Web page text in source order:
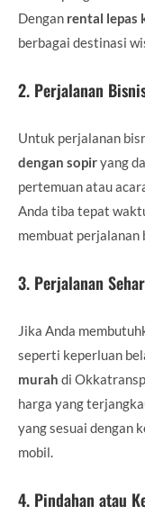
Dengan rental lepas
berbagai destinasi
2. Perjalanan
Untuk perjalanan
dengan sopiryang
pertemuan atau
Anda tiba tepat
membuat perjalanan
3. Perjalanan
Jika Anda
seperti keperluan
murah di
harga yang
yang sesuai dengan
mobil.
4. Pindahan atau